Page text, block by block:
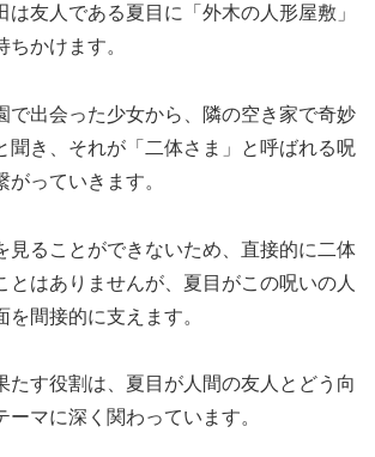
は友人である夏目に「外木の人形屋敷」
かけます。
で出会った少女から、隣の空き家で奇妙
聞き、それが「二体さま」と呼ばれる呪
っていきます。
見ることができないため、直接的に二体
とはありませんが、夏目がこの呪いの人
間接的に支えます。
たす役割は、夏目が人間の友人とどう向
ーマに深く関わっています。